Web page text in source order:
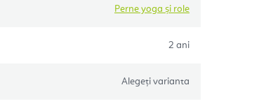
Perne yoga și role
2 ani
Alegeţi varianta